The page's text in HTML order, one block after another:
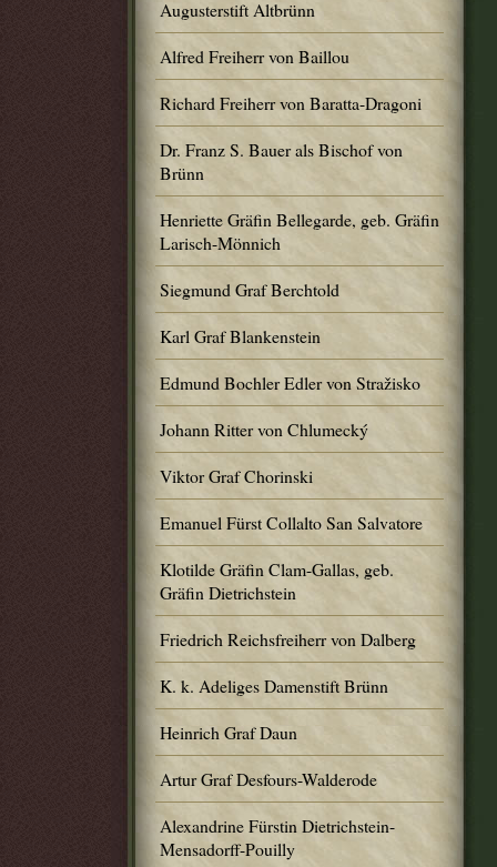
Augusterstift Altbrünn
Alfred Freiherr von Baillou
Richard Freiherr von Baratta-Dragoni
Dr. Franz S. Bauer als Bischof von
Brünn
Henriette Gräfin Bellegarde, geb. Gräfin
Larisch-Mönnich
Siegmund Graf Berchtold
Karl Graf Blankenstein
Edmund Bochler Edler von Stražisko
Johann Ritter von Chlumecký
Viktor Graf Chorinski
Emanuel Fürst Collalto San Salvatore
Klotilde Gräfin Clam-Gallas, geb.
Gräfin Dietrichstein
Friedrich Reichsfreiherr von Dalberg
K. k. Adeliges Damenstift Brünn
Heinrich Graf Daun
Artur Graf Desfours-Walderode
Alexandrine Fürstin Dietrichstein-
Mensadorff-Pouilly